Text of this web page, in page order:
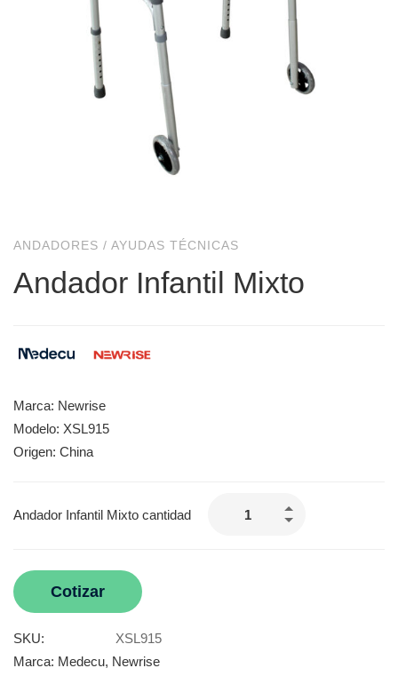
ANDADORES / AYUDAS TÉCNICAS
Andador Infantil Mixto
Marca: Newrise
Modelo: XSL915
Origen: China
Andador Infantil Mixto cantidad
Cotizar
SKU:
XSL915
Marca: Medecu, Newrise